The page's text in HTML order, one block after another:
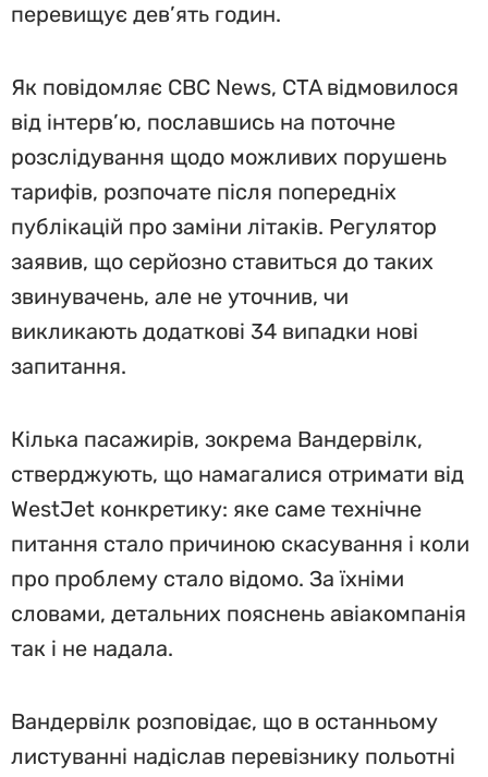
перевищує дев’ять годин.
Як повідомляє CBC News, CTA відмовилося
від інтерв’ю, пославшись на поточне
розслідування щодо можливих порушень
тарифів, розпочате після попередніх
публікацій про заміни літаків. Регулятор
заявив, що серйозно ставиться до таких
звинувачень, але не уточнив, чи
викликають додаткові 34 випадки нові
запитання.
Кілька пасажирів, зокрема Вандервілк,
стверджують, що намагалися отримати від
WestJet конкретику: яке саме технічне
питання стало причиною скасування і коли
про проблему стало відомо. За їхніми
словами, детальних пояснень авіакомпанія
так і не надала.
Вандервілк розповідає, що в останньому
листуванні надіслав перевізнику польотні